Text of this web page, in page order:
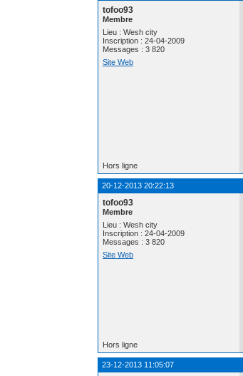
tofoo93
Membre
Lieu : Wesh city
Inscription : 24-04-2009
Messages : 3 820
Site Web
Hors ligne
20-12-2013 20:22:13
tofoo93
Membre
Lieu : Wesh city
Inscription : 24-04-2009
Messages : 3 820
Site Web
Hors ligne
23-12-2013 11:05:07